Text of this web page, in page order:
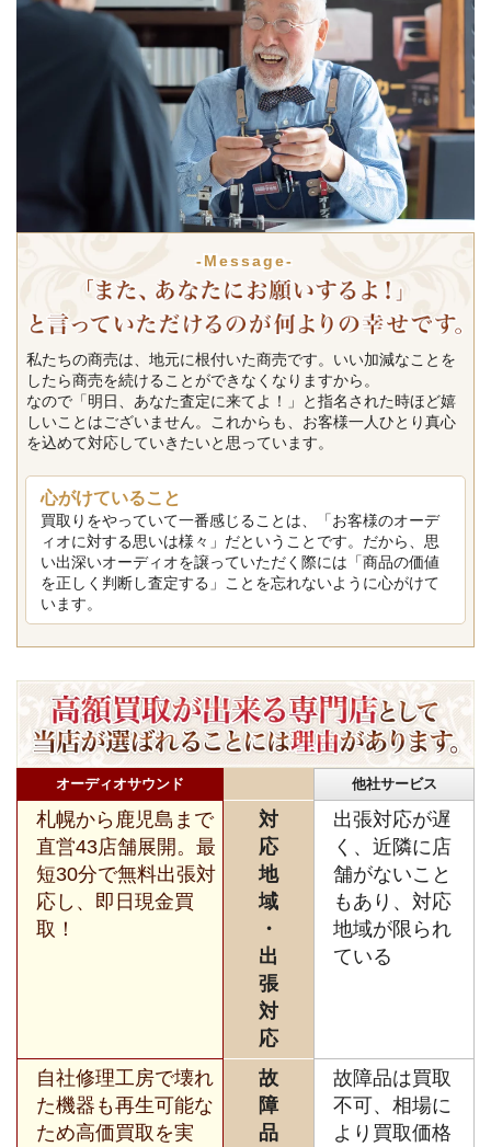
-Message-
私たちの商売は、地元に根付いた商売です。いい加減なことを
したら商売を続けることができなくなりますから。
なので「明日、あなた査定に来てよ！」と指名された時ほど嬉
しいことはございません。これからも、お客様一人ひとり真心
を込めて対応していきたいと思っています。
心がけていること
買取りをやっていて一番感じることは、「お客様のオーデ
ィオに対する思いは様々」だということです。だから、思
い出深いオーディオを譲っていただく際には「商品の価値
を正しく判断し査定する」ことを忘れないように心がけて
います。
オーディオサウンド 他社サービス
札幌から鹿児島まで
直営43店舗展開。最
短30分で無料出張対
応し、即日現金買
取！
対
応
地
域
・
出
張
対
応
出張対応が遅
く、近隣に店
舗がないこと
もあり、対応
地域が限られ
ている
自社修理工房で壊れ
た機器も再生可能な
ため高価買取を実
故
障
品
故障品は買取
不可、相場に
より買取価格